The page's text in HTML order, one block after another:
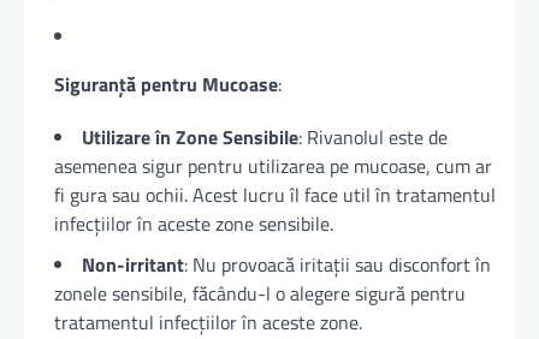
Siguranță pentru Mucoase:
Utilizare în Zone Sensibile: Rivanolul este de
asemenea sigur pentru utilizarea pe mucoase, cum ar
fi gura sau ochii. Acest lucru îl face util în tratamentul
infecțiilor în aceste zone sensibile.
Non-irritant: Nu provoacă iritații sau disconfort în
zonele sensibile, făcându-l o alegere sigură pentru
tratamentul infecțiilor în aceste zone.